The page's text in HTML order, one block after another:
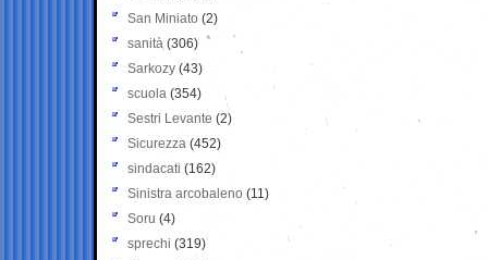
San Miniato (2)
sanità (306)
Sarkozy (43)
scuola (354)
Sestri Levante (2)
Sicurezza (452)
sindacati (162)
Sinistra arcobaleno (11)
Soru (4)
sprechi (319)